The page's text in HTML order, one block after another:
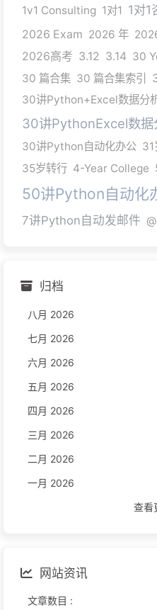
1v1 Consulting 1对1 1对1
2026 Exam 2026 年
2026高考 3.12 3.14 30
30 篇合集 30 篇合集索引
30讲Python+Excel数据分
30讲PythonExcel数据
30讲Python自动化办公 31
35岁转行 4-Year College
50讲Python自动化
7讲Python自动发邮件
归档
八月 2026
七月 2026
六月 2026
五月 2026
四月 2026
三月 2026
二月 2026
一月 2026
查看
网站资讯
文章数目 :